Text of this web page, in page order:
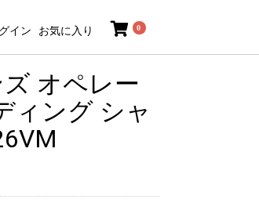
イン お気に入り 0
ズ オペレー
ィング シャ